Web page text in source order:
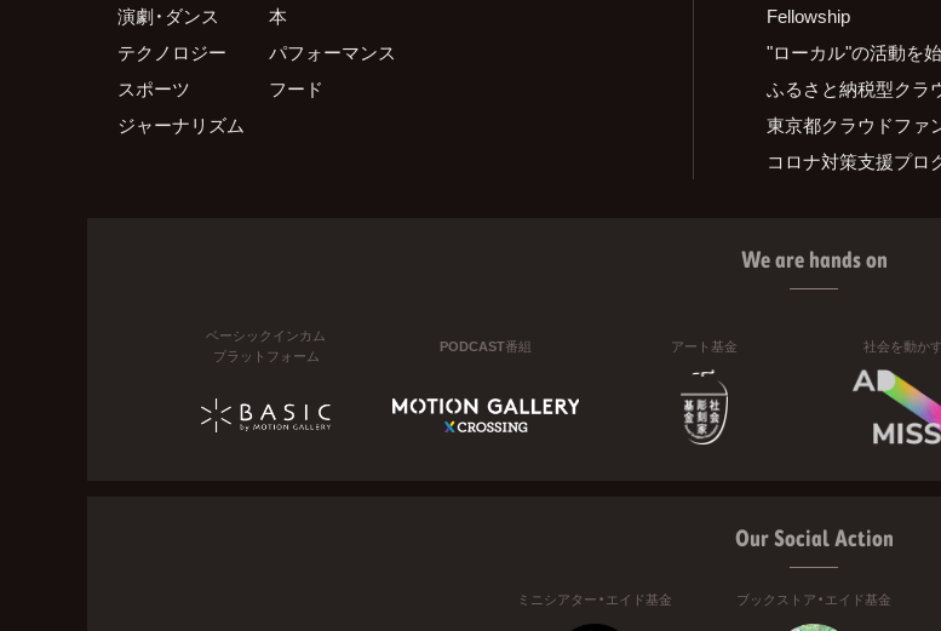
演劇・ダンス
本
テクノロジー
パフォーマンス
スポーツ
フード
ジャーナリズム
Fellowship
"ローカル"の活動を
ふるさと納税型クラ
東京都クラウドファ
コロナ対策支援プロ
We are hands on
ベーシックインカム
プラットフォーム
PODCAST番組 アート基金 社会を動か
Our Social Action
ミニシアター・エイド基金 ブックストア・エイド基金